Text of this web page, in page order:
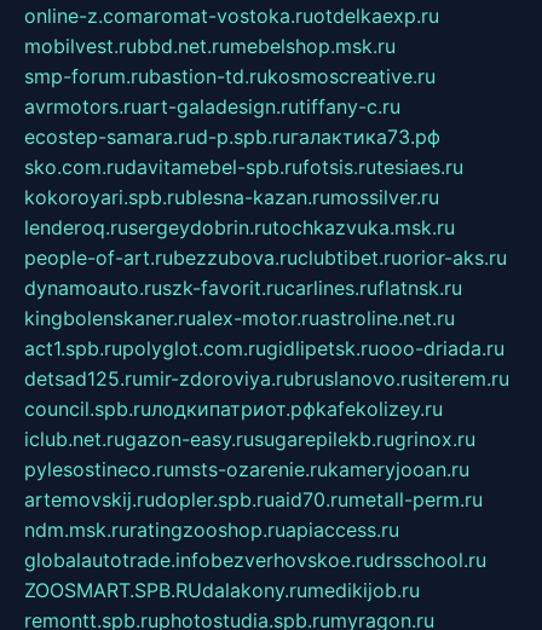
online-z.comaromat-vostoka.ruotdelkaexp.ru
mobilvest.rubbd.net.rumebelshop.msk.ru
smp-forum.rubastion-td.rukosmoscreative.ru
avrmotors.ruart-galadesign.rutiffany-c.ru
ecostep-samara.rud-p.spb.ruгалактика73.рф
sko.com.rudavitamebel-spb.rufotsis.rutesiaes.ru
kokoroyari.spb.rublesna-kazan.rumossilver.ru
lenderoq.rusergeydobrin.rutochkazvuka.msk.ru
people-of-art.rubezzubova.ruclubtibet.ruorior-aks.ru
dynamoauto.ruszk-favorit.rucarlines.ruflatnsk.ru
kingbolenskaner.rualex-motor.ruastroline.net.ru
act1.spb.rupolyglot.com.rugidlipetsk.ruooo-driada.ru
detsad125.rumir-zdoroviya.rubruslanovo.rusiterem.ru
council.spb.ruлодкипатриот.рфkafekolizey.ru
iclub.net.rugazon-easy.rusugarepilekb.rugrinox.ru
pylesostineco.rumsts-ozarenie.rukameryjooan.ru
artemovskij.rudopler.spb.ruaid70.rumetall-perm.ru
ndm.msk.ruratingzooshop.ruapiaccess.ru
globalautotrade.infobezverhovskoe.rudrsschool.ru
ZOOSMART.SPB.RUdalakony.rumedikijob.ru
remontt.spb.ruphotostudia.spb.rumyragon.ru